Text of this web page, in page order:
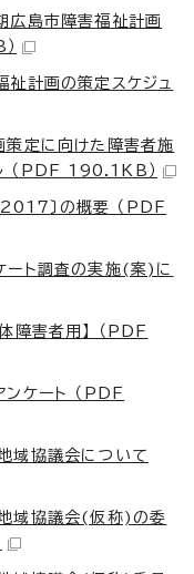
島市障害福祉計画
計画の策定スケジュ
定に向けた障害者施
（PDF 190.1KB）
〕の概要 （PDF
ート調査の実施(案)に
障害者用】 （PDF
ケート （PDF
域協議会について
域協議会(仮称)の委